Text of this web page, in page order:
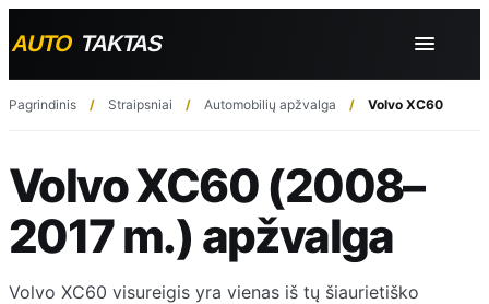
Pagrindinis Straipsniai Automobilių apžvalga Volvo XC60
Volvo XC60 (2008–
2017 m.) apžvalga
Volvo XC60 visureigis yra vienas iš tų šiaurietiško